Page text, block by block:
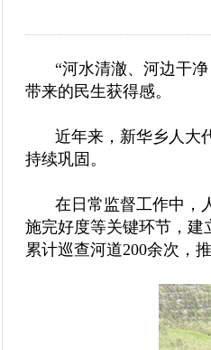
“河水清澈、河边干
带来的民生获得感。
近年来，新华乡人大
持续巩固。
在日常监督工作中，
施完好度等关键环节，
累计巡查河道200余次，